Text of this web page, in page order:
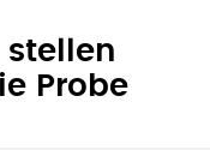
stellen
Probe